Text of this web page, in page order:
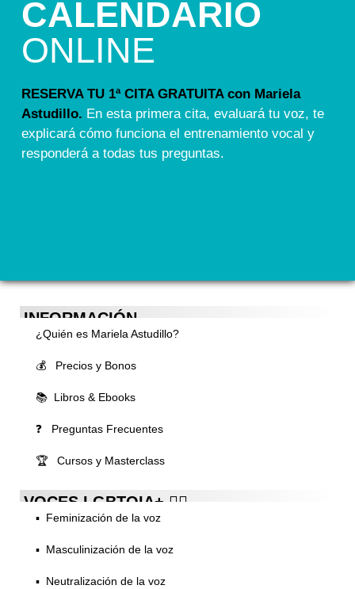
CALENDARIO
ONLINE
RESERVA TU 1ª CITA GRATUITA con Mariela
Astudillo. En esta primera cita, evaluará tu voz, te
explicará cómo funciona el entrenamiento vocal y
responderá a todas tus preguntas.
INFORMACIÓN
¿Quién es Mariela Astudillo?
💰 Precios y Bonos
📚 Libros & Ebooks
❓ Preguntas Frecuentes
🏆 Cursos y Masterclass
VOCES LGBTQIA+ 🏳️‍🌈
▪️ Feminización de la voz
▪️ Masculinización de la voz
▪️ Neutralización de la voz